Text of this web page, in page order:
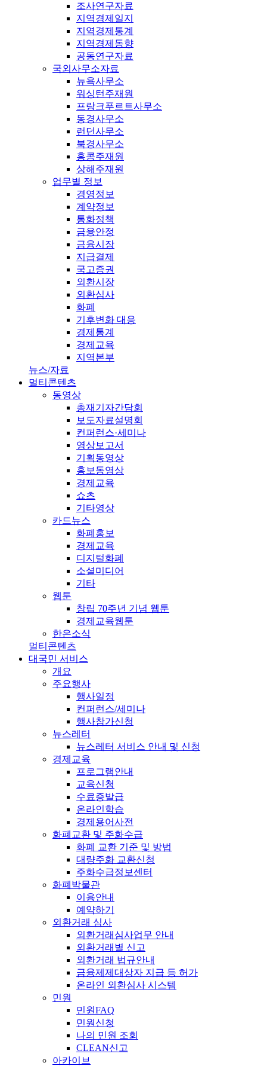
조사연구자료
지역경제일지
지역경제통계
지역경제동향
공동연구자료
국외사무소자료
뉴욕사무소
워싱턴주재원
프랑크푸르트사무소
동경사무소
런던사무소
북경사무소
홍콩주재원
상해주재원
업무별 정보
경영정보
계약정보
통화정책
금융안정
금융시장
지급결제
국고증권
외환시장
외환심사
화폐
기후변화 대응
경제통계
경제교육
지역본부
뉴스/자료
멀티콘텐츠
동영상
총재기자간담회
보도자료설명회
컨퍼런스·세미나
영상보고서
기획동영상
홍보동영상
경제교육
쇼츠
기타영상
카드뉴스
화폐홍보
경제교육
디지털화폐
소셜미디어
기타
웹툰
창립 70주년 기념 웹툰
경제교육웹툰
한은소식
멀티콘텐츠
대국민 서비스
개요
주요행사
행사일정
컨퍼런스/세미나
행사참가신청
뉴스레터
뉴스레터 서비스 안내 및 신청
경제교육
프로그램안내
교육신청
수료증발급
온라인학습
경제용어사전
화폐교환 및 주화수급
화폐 교환 기준 및 방법
대량주화 교환신청
주화수급정보센터
화폐박물관
이용안내
예약하기
외환거래 심사
외환거래심사업무 안내
외환거래별 신고
외환거래 법규안내
금융제제대상자 지급 등 허가
온라인 외환심사 시스템
민원
민원FAQ
민원신청
나의 민원 조회
CLEAN신고
아카이브